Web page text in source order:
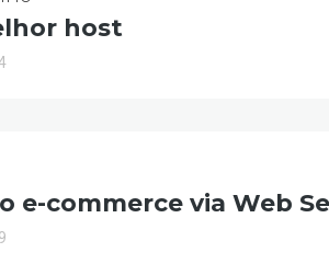
host
e-commerce via Web